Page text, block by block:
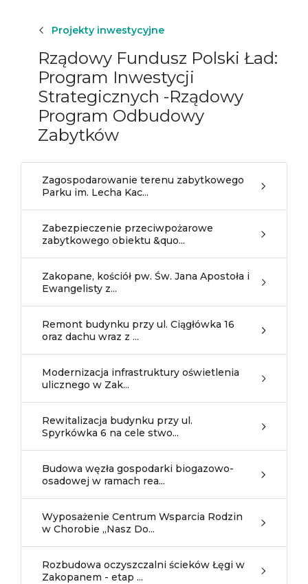
Projekty inwestycyjne
Rządowy Fundusz Polski Ład:
Program Inwestycji
Strategicznych -Rządowy
Program Odbudowy
Zabytków
Zagospodarowanie terenu zabytkowego
Parku im. Lecha Kac...
Zabezpieczenie przeciwpożarowe
zabytkowego obiektu &quo...
Zakopane, kościół pw. Św. Jana Apostoła i
Ewangelisty z...
Remont budynku przy ul. Ciągłówka 16
oraz dachu wraz z ...
Modernizacja infrastruktury oświetlenia
ulicznego w Zak...
Rewitalizacja budynku przy ul.
Spyrkówka 6 na cele stwo...
Budowa węzła gospodarki biogazowo-
osadowej w ramach rea...
Wyposażenie Centrum Wsparcia Rodzin
w Chorobie „Nasz Do...
Rozbudowa oczyszczalni ścieków Łęgi w
Zakopanem - etap ...